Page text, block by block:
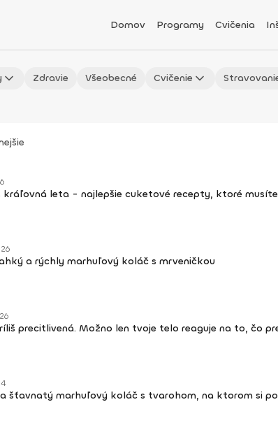
Domov Programy Cvičenia
Zdravie Všeobecné Cvičenie
kráľovná leta - najlepšie cuketové recepty, ktoré
a rýchly marhuľový koláč s mrveničkou
precitlivená. Možno len tvoje telo reaguje na to, čo
šťavnatý marhuľový koláč s tvarohom, na ktorom si